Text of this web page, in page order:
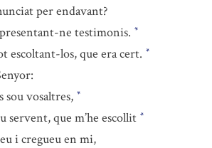
per endavant?
ne testimonis. *
escoltant-los, que era cert. *
sou vosaltres, *
servent, que m’he escollit *
i cregueu en mi,